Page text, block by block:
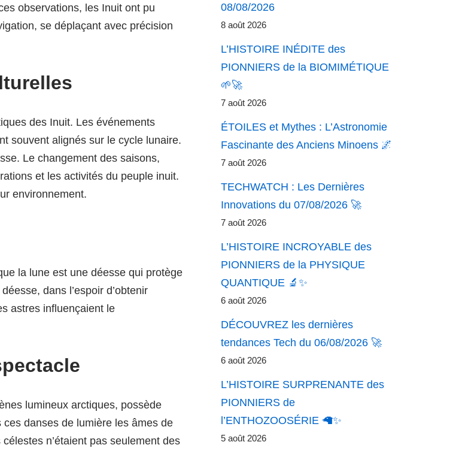
observations, les Inuit ont pu
se déplaçant avec précision
des Inuit. Les événements
souvent alignés sur le cycle lunaire.
Le changement des saisons,
et les activités du peuple inuit.
environnement.
la lune est une déesse qui protège
dans l’espoir d’obtenir
astres influençaient le
lumineux arctiques, possède
danses de lumière les âmes de
n’étaient pas seulement des
08/08/2026
8 août 2026
L’HISTOIRE INÉDITE des
PIONNIERS de la BIOMIMÉTIQUE
🌱🚀
7 août 2026
ÉTOILES et Mythes : L’Astronomie
Fascinante des Anciens Minoens 🌌
7 août 2026
TECHWATCH : Les Dernières
Innovations du 07/08/2026 🚀
7 août 2026
L’HISTOIRE INCROYABLE des
PIONNIERS de la PHYSIQUE
QUANTIQUE 🔬✨
6 août 2026
DÉCOUVREZ les dernières
tendances Tech du 06/08/2026 🚀
6 août 2026
L’HISTOIRE SURPRENANTE des
PIONNIERS de
l’ENTHOZOOSÉRIE 🦙✨
5 août 2026